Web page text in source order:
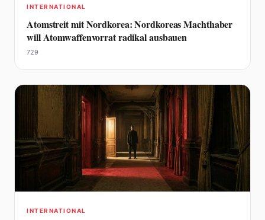
INTERNATIONAL
Atomstreit mit Nordkorea: Nordkoreas Machthaber
will Atomwaffenvorrat radikal ausbauen
729
INTERNATIONAL